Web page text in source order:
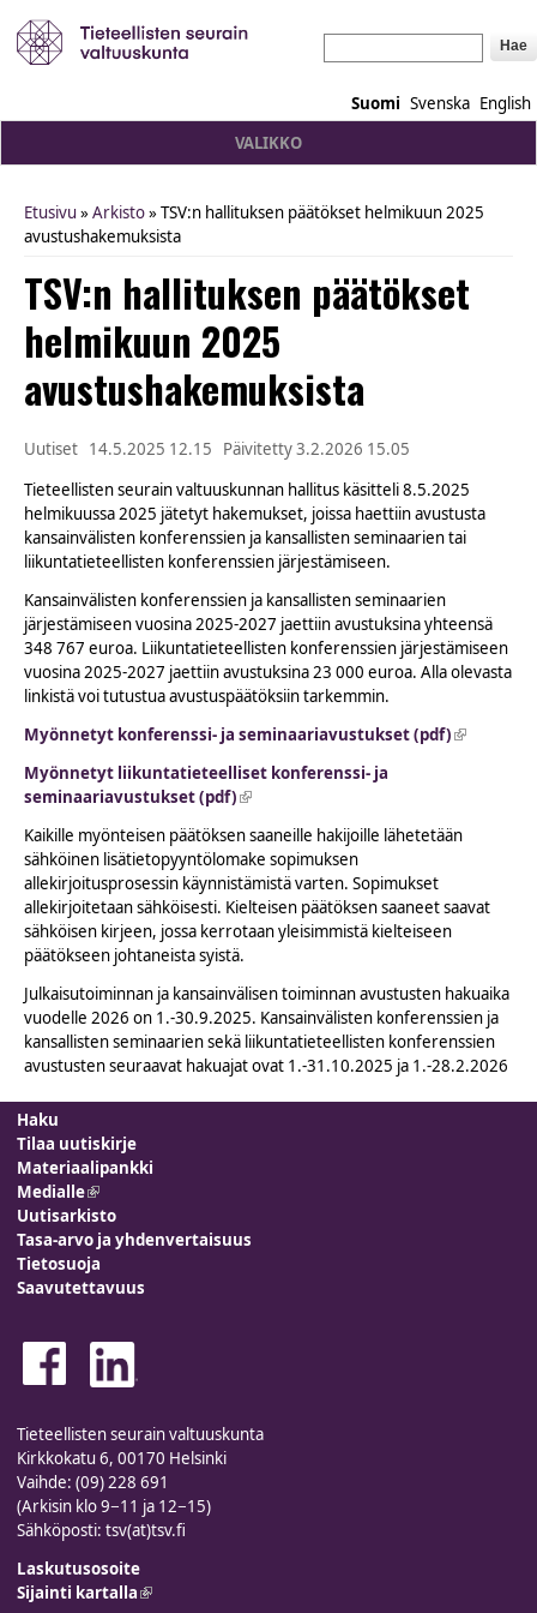
Suomi Svenska English
VALIKKO
You are here
Etusivu»Arkisto» TSV:n hallituksen päätökset helmikuun 2025
avustushakemuksista
TSV:n hallituksen päätökset
helmikuun 2025
avustushakemuksista
Uutiset 14.5.2025 12.15 Päivitetty3.2.2026 15.05
Tieteellisten seurain valtuuskunnan hallitus käsitteli 8.5.2025
helmikuussa 2025 jätetyt hakemukset, joissa haettiin avustusta
kansainvälisten konferenssien ja kansallisten seminaarien tai
liikuntatieteellisten konferenssien järjestämiseen.
Kansainvälisten konferenssien ja kansallisten seminaarien
järjestämiseen vuosina 2025-2027 jaettiin avustuksina yhteensä
348 767 euroa. Liikuntatieteellisten konferenssien järjestämiseen
vuosina 2025-2027 jaettiin avustuksina 23 000 euroa. Alla olevasta
linkistä voi tutustua avustuspäätöksiin tarkemmin.
Myönnetyt konferenssi- ja seminaariavustukset (pdf)(link is
Myönnetyt liikuntatieteelliset konferenssi- ja
seminaariavustukset (pdf)(link is external)
Kaikille myönteisen päätöksen saaneille hakijoille lähetetään
sähköinen lisätietopyyntölomake sopimuksen
allekirjoitusprosessin käynnistämistä varten. Sopimukset
allekirjoitetaan sähköisesti. Kielteisen päätöksen saaneet saavat
sähköisen kirjeen, jossa kerrotaan yleisimmistä kielteiseen
päätökseen johtaneista syistä.
Julkaisutoiminnan ja kansainvälisen toiminnan avustusten hakuaika
vuodelle 2026 on 1.-30.9.2025. Kansainvälisten konferenssien ja
kansallisten seminaarien sekä liikuntatieteellisten konferenssien
avustusten seuraavat hakuajat ovat 1.-31.10.2025 ja 1.-28.2.2026
Haku
Tilaa uutiskirje
Materiaalipankki
Medialle(link is external)
Uutisarkisto
Tasa-arvo ja yhdenvertaisuus
Tietosuoja
Saavutettavuus
Tieteellisten seurain valtuuskunta
Kirkkokatu 6, 00170 Helsinki
Vaihde: (09) 228 691
(Arkisin klo 9−11 ja 12−15)
Sähköposti: tsv(at)tsv.fi
Laskutusosoite
Sijainti kartalla(link is external)